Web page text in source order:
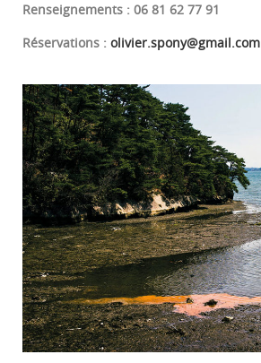
Renseignements : 06 81 62 77 91
Réservations : olivier.spony@gmail.com